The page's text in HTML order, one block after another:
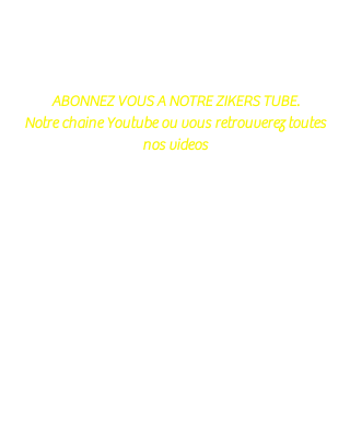
ABONNEZ VOUS A NOTRE ZIKERS TUBE.
Notre chaine Youtube ou vous retrouverez toutes
nos videos